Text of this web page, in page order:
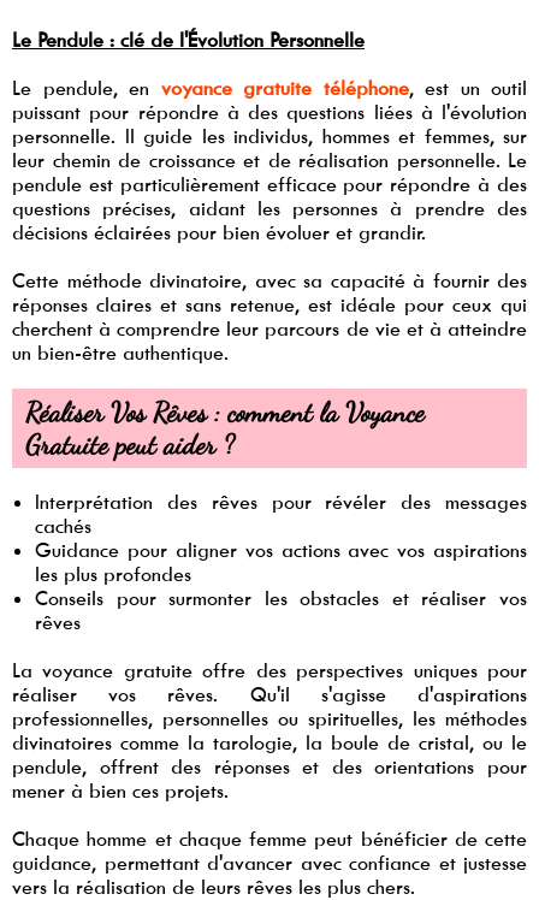
Le Pendule : clé de l'Évolution Personnelle
Le pendule, en voyance gratuite téléphone, est un outil
puissant pour répondre à des questions liées à l'évolution
personnelle. Il guide les individus, hommes et femmes, sur
leur chemin de croissance et de réalisation personnelle. Le
pendule est particulièrement efficace pour répondre à des
questions précises, aidant les personnes à prendre des
décisions éclairées pour bien évoluer et grandir.
Cette méthode divinatoire, avec sa capacité à fournir des
réponses claires et sans retenue, est idéale pour ceux qui
cherchent à comprendre leur parcours de vie et à atteindre
un bien-être authentique.
Réaliser Vos Rêves : comment la Voyance
Gratuite peut aider ?
Interprétation des rêves pour révéler des messages
cachés
Guidance pour aligner vos actions avec vos aspirations
les plus profondes
Conseils pour surmonter les obstacles et réaliser vos
rêves
La voyance gratuite offre des perspectives uniques pour
réaliser vos rêves. Qu'il s'agisse d'aspirations
professionnelles, personnelles ou spirituelles, les méthodes
divinatoires comme la tarologie, la boule de cristal, ou le
pendule, offrent des réponses et des orientations pour
mener à bien ces projets.
Chaque homme et chaque femme peut bénéficier de cette
guidance, permettant d'avancer avec confiance et justesse
vers la réalisation de leurs rêves les plus chers.